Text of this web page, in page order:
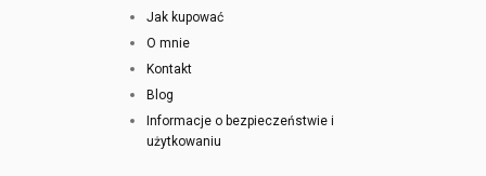
Jak kupować
O mnie
Kontakt
Blog
Informacje o bezpieczeństwie i
użytkowaniu